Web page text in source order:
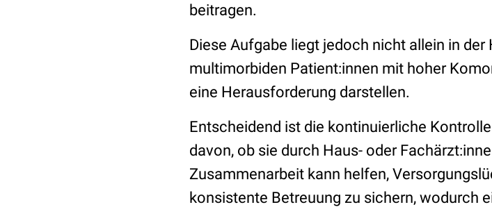
beitragen.
Diese Aufgabe liegt jedoch nicht allein in
multimorbiden Patient:innen mit hoher
eine Herausforderung darstellen.
Entscheidend ist die kontinuierliche
davon, ob sie durch Haus- oder
Zusammenarbeit kann helfen,
konsistente Betreuung zu sichern, wodurch